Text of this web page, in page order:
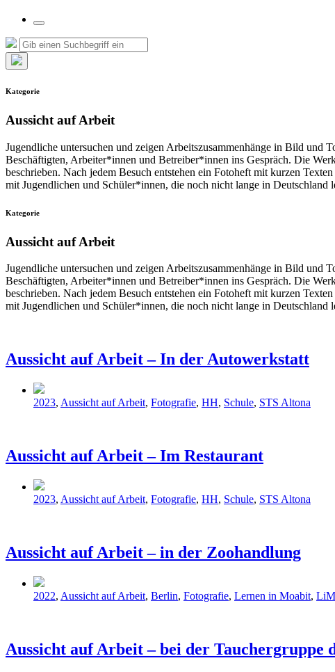
Suchfeld
umschalten
Suche
nach:
Suchen
Such-
verbergen
Kategorie
Aussicht auf Arbeit
Jugendliche untersuchen und zeigen Arbeitszusammenhänge in Bild
Beschäftigten, Arbeiter*innen und Betreiber*innen ins Gespräch. Die
beschrieben. Nach jedem Besuch entstehen ein Fotoheft mit kurzen
mit Jugendlichen und Schüler*innen, die noch nicht lange in Deutschland
Kategorie
Aussicht auf Arbeit
Jugendliche untersuchen und zeigen Arbeitszusammenhänge in Bild
Beschäftigten, Arbeiter*innen und Betreiber*innen ins Gespräch. Die
beschrieben. Nach jedem Besuch entstehen ein Fotoheft mit kurzen
mit Jugendlichen und Schüler*innen, die noch nicht lange in Deutschland
Aussicht auf Arbeit – In der Autowerkstatt
Veröffentlicht
2023, Aussicht auf Arbeit, Fotografie, HH, Schule, STS Altona
Aussicht auf Arbeit – Im Restaurant
Veröffentlicht
2023, Aussicht auf Arbeit, Fotografie, HH, Schule, STS Altona
Aussicht auf Arbeit – in der Zoohandlung
Veröffentlicht
2022, Aussicht auf Arbeit, Berlin, Fotografie, Lernen in Moabit,
Aussicht auf Arbeit – bei der Tauchergruppe